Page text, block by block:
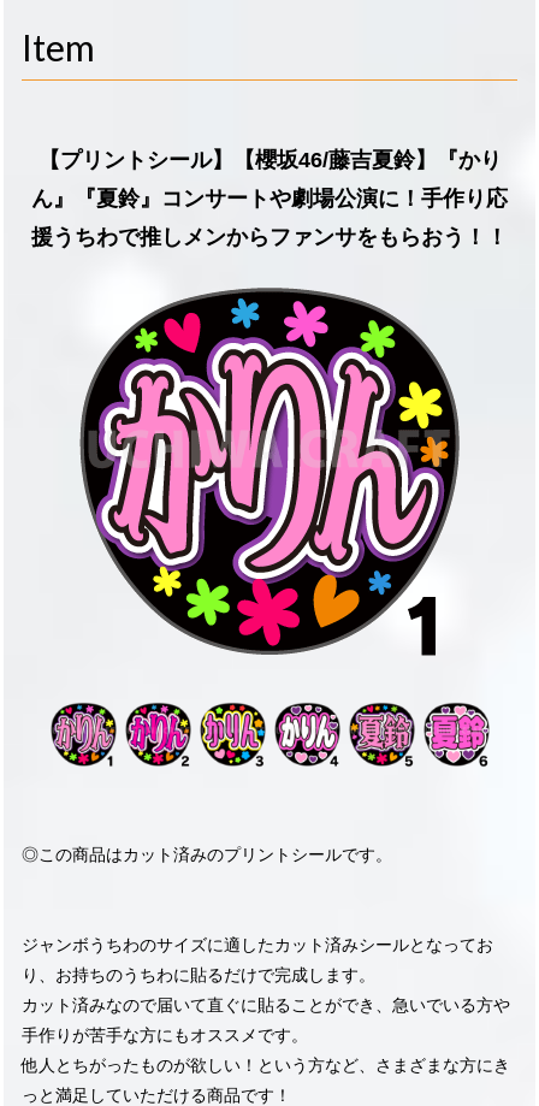
Item
【プリントシール】【櫻坂46/藤吉夏鈴】『かり
ん』『夏鈴』コンサートや劇場公演に！手作り応
援うちわで推しメンからファンサをもらおう！！
◎この商品はカット済みのプリントシールです。
ジャンボうちわのサイズに適したカット済みシールとなってお
り、お持ちのうちわに貼るだけで完成します。
カット済みなので届いて直ぐに貼ることができ、急いでいる方や
手作りが苦手な方にもオススメです。
他人とちがったものが欲しい！という方など、さまざまな方にき
っと満足していただける商品です！